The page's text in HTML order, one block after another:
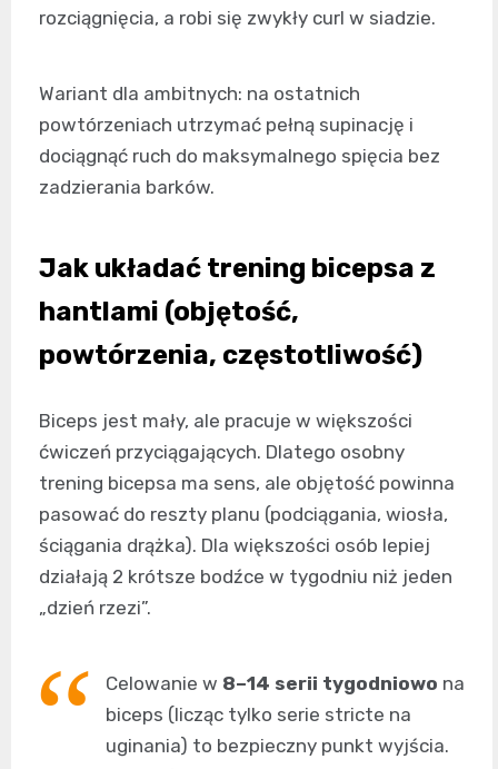
rozciągnięcia, a robi się zwykły curl w siadzie.
Wariant dla ambitnych: na ostatnich
powtórzeniach utrzymać pełną supinację i
dociągnąć ruch do maksymalnego spięcia bez
zadzierania barków.
Jak układać trening bicepsa z
hantlami (objętość,
powtórzenia, częstotliwość)
Biceps jest mały, ale pracuje w większości
ćwiczeń przyciągających. Dlatego osobny
trening bicepsa ma sens, ale objętość powinna
pasować do reszty planu (podciągania, wiosła,
ściągania drążka). Dla większości osób lepiej
działają 2 krótsze bodźce w tygodniu niż jeden
„dzień rzezi”.
Celowanie w 8–14 serii tygodniowo na
biceps (licząc tylko serie stricte na
uginania) to bezpieczny punkt wyjścia.